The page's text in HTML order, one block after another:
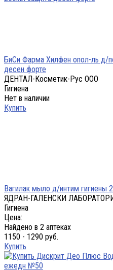
БиСи Фарма Хилфен опол-ль д/
десен форте
ДЕНТАЛ-Косметик-Рус ООО
Гигиена
Нет в наличии
Купить
Вагилак мыло д/интим гигиены
ЯДРАН-ГАЛЕНСКИ
Гигиена
Цена:
Найдено в 2 аптеках
1150 - 1290 руб.
Купить